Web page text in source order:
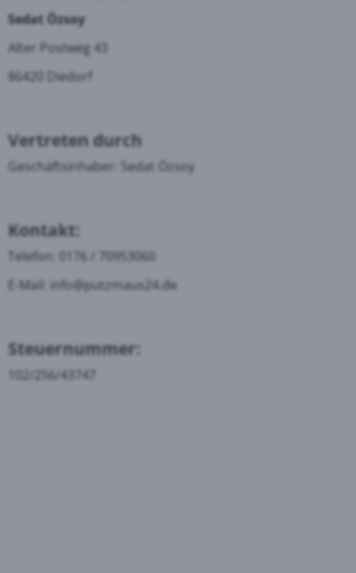
Sedat Özsoy
Alter Postweg 43
86420 Diedorf
Vertreten durch
Geschäftsinhaber: Sedat Özsoy
Kontakt:
Telefon: 0176 / 70953060
E-Mail: info@putzmaus24.de
Steuernummer:
102/256/43747